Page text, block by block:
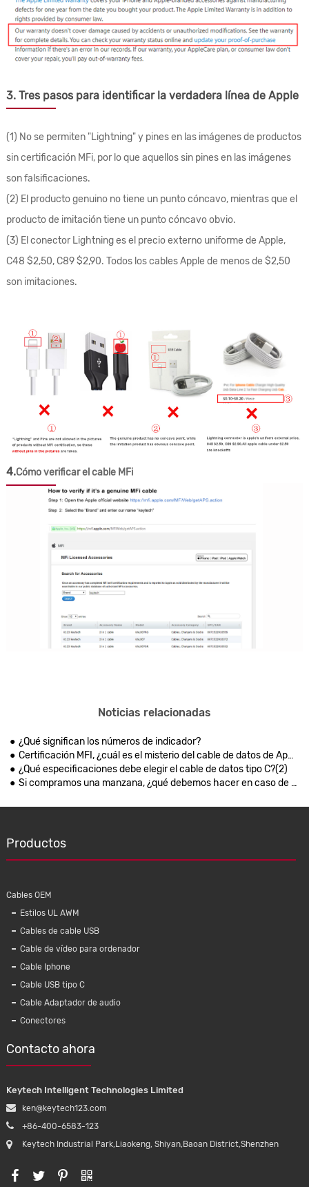
3. Tres pasos para identificar la verdadera línea de Apple
(1) No se permiten "Lightning" y pines en las imágenes de productos
sin certificación MFi, por lo que aquellos sin pines en las imágenes
son falsificaciones.
(2) El producto genuino no tiene un punto cóncavo, mientras que el
producto de imitación tiene un punto cóncavo obvio.
(3) El conector Lightning es el precio externo uniforme de Apple,
C48 $2,50, C89 $2,90. Todos los cables Apple de menos de $2,50
son imitaciones.
4.Cómo verificar el cable MFi
Noticias relacionadas
¿Qué significan los números de indicador?
Certificación MFI, ¿cuál es el misterio del cable de datos de Apple?
¿Qué especificaciones debe elegir el cable de datos tipo C?(2)
Si compramos una manzana, ¿qué debemos hacer en caso de que se rompa el cable de iluminación?
Productos
Cables OEM
Estilos UL AWM
Cables de cable USB
Cable de vídeo para ordenador
Cable Iphone
Cable USB tipo C
Cable Adaptador de audio
Conectores
Contacto ahora
Keytech Intelligent Technologies Limited
ken@keytech123.com
+86-400-6583-123
Keytech Industrial Park,Liaokeng, Shiyan,Baoan District,Shenzhen